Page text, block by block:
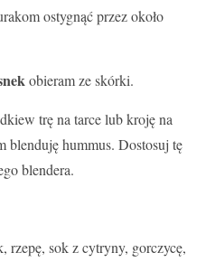
ostygnąć przez około
obieram ze skórki.
trę na tarce lub kroję na
blenduję hummus. Dostosuj tę
blendera.
rzepę, sok z cytryny, gorczycę,